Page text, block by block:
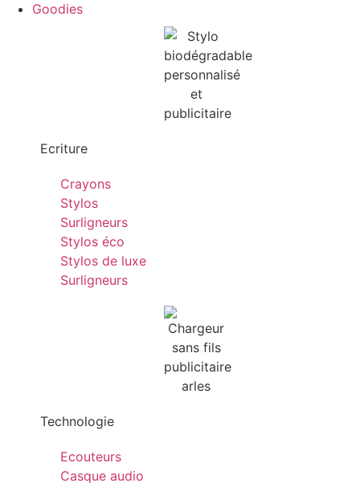
Goodies
Ecriture
Crayons
Stylos
Surligneurs
Stylos éco
Stylos de luxe
Surligneurs
Technologie
Ecouteurs
Casque audio